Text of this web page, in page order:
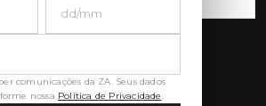
comunicações da ZA. Seus dados
nossa Política de Privacidade.